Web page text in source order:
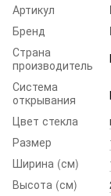
Артикул
Бренд
Страна
производитель
Система
открывания
Цвет стекла
Размер
Ширина (см)
Высота (см)